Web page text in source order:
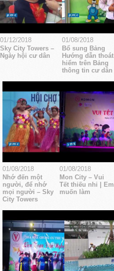
01/12/2018
Sky City Towers –
Ngày hội cư dân
01/08/2018
Bổ sung Bảng
Hướng dẫn thoát
hiểm trên Bảng
thông tin cư dân
01/08/2018
Nhớ đến một
người, để nhớ
mọi người – Sky
City Towers
01/08/2018
Mon City – Vui
Tết thiếu nhi | Em
muốn làm